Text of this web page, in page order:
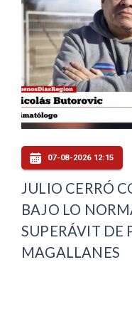
07-08-2026 12:15
JULIO CERRÓ
BAJO LO
SUPERÁVIT DE
MAGALLANES